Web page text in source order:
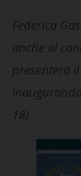
Federica
anche al
presenterà
18)